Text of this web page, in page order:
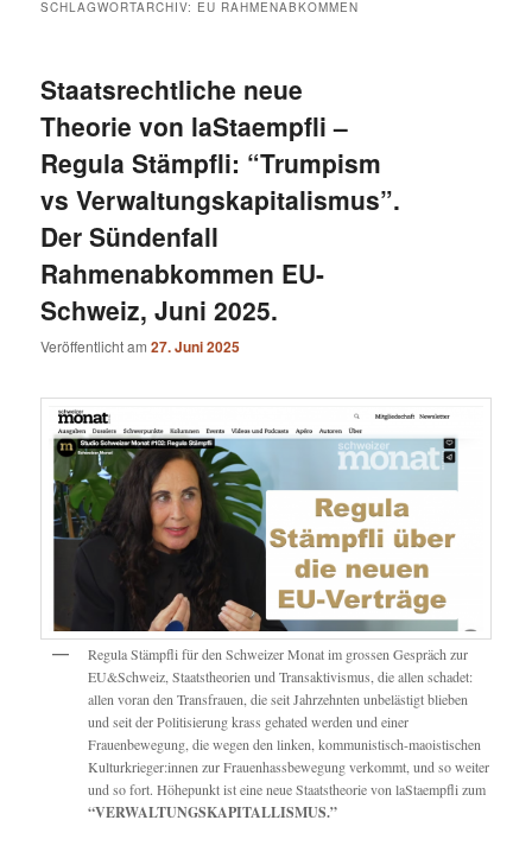
SCHLAGWORTARCHIV: EU RAHMENABKOMMEN
Staatsrechtliche neue
Theorie von laStaempfli –
Regula Stämpfli: “Trumpism
vs Verwaltungskapitalismus”.
Der Sündenfall
Rahmenabkommen EU-
Schweiz, Juni 2025.
Veröffentlicht am27. Juni 2025
Regula Stämpfli für den Schweizer Monat im grossen Gespräch zur
EU&Schweiz, Staatstheorien und Transaktivismus, die allen schadet:
allen voran den Transfrauen, die seit Jahrzehnten unbelästigt blieben
und seit der Politisierung krass gehated werden und einer
Frauenbewegung, die wegen den linken, kommunistisch-maoistischen
Kulturkrieger:innen zur Frauenhassbewegung verkommt, und so weiter
und so fort. Höhepunkt ist eine neue Staatstheorie von laStaempfli zum
“VERWALTUNGSKAPITALLISMUS.”